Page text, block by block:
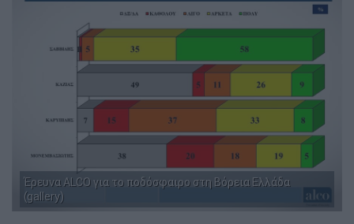
Έρευνα ALCO για το ποδόσφαιρο στη Βόρεια Ελλάδα
(gallery)